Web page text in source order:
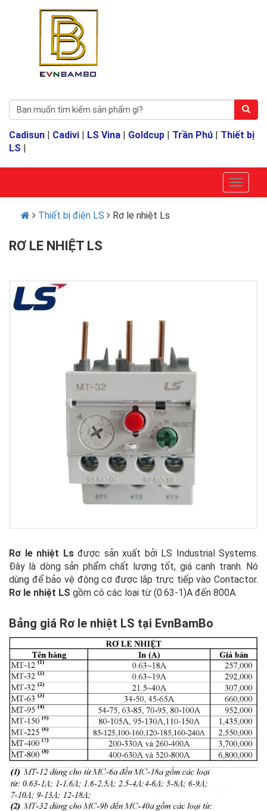
Cadisun | Cadivi | LS Vina | Goldcup | Trần Phú | Thiết bị
LS |
Thiết bị điện LS Rơ le nhiệt Ls
RƠ LE NHIỆT LS
Rơ le nhiệt Lsđược sản xuất bởi LS Industrial Systems.
Đây là dòng sản phẩm chất lượng tốt, giá cạnh tranh. Nó
dùng để bảo vệ động cơ được lắp trực tiếp vào Contactor.
Rơ le nhiệt LS gồm có các loại từ (0.63-1)A đến 800A.
Bảng giá Rơ le nhiệt LS tại EvnBamBo